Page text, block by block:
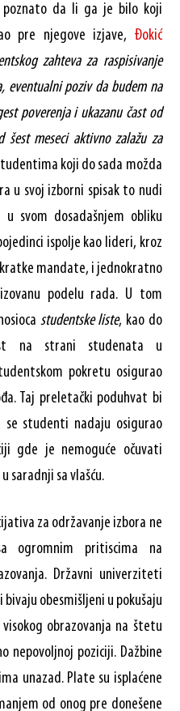
da li ga je bilo koji
pre njegove izjave, Đokić
zahteva za raspisivanje
eventualni poziv da budem na
poverenja i ukazanu čast od
meseci aktivno zalažu za
koji do sada možda
u svoj izborni spisak to nudi
svom dosadašnjem obliku
ispolje kao lideri, kroz
mandate, i jednokratno
podelu rada. U tom
studentske liste, kao do
na strani studenata u
pokretu osigurao
Taj preletački poduhvat bi
studenti nadaju osigurao
gde je nemoguće očuvati
saradnji sa vlašću.
za održavanje izbora ne
ogromnim pritiscima na
Državni univerziteti
obesmišljeni u pokušaju
obrazovanja na štetu
nepovoljnoj poziciji. Dažbine
unazad. Plate su isplaćene
od onog pre donešene